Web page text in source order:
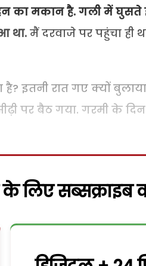
का मकान है. गली में
था. मैं दरवाजे पर पहुंचा
इतनी रात गए क्यों
पर बैठ गया. गरमी के
लिए सब्सक्राइब